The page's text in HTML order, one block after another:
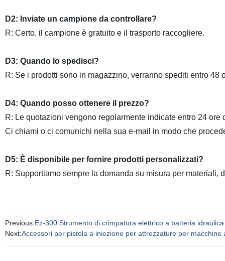
D2: Inviate un campione da controllare?
R: Certo, il campione è gratuito e il trasporto raccogliere.
D3: Quando lo spedisci?
R: Se i prodotti sono in magazzino, verranno spediti entro 48
D4: Quando posso ottenere il prezzo?
R: Le quotazioni vengono regolarmente indicate entro 24
Ci chiami o ci comunichi nella sua e-mail in modo che
D5: È disponibile per fornire prodotti personalizzati?
R: Supportiamo sempre la domanda su misura per materiali,
Previous:Ez-300 Strumento di crimpatura elettrico a batteria
Next:Accessori per pistola a iniezione per attrezzature per